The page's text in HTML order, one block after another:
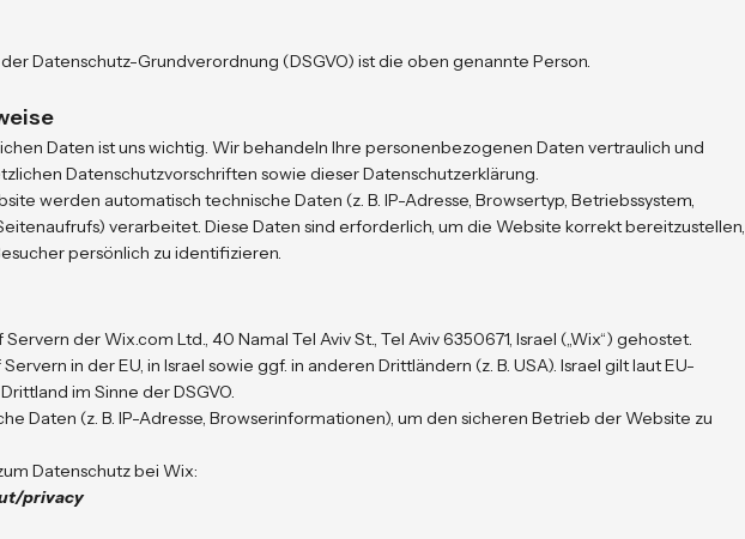
Datenschutz-Grundverordnung (DSGVO) ist die oben genannte Person.
Daten ist uns wichtig. Wir behandeln Ihre personenbezogenen Daten vertraulich und
Datenschutzvorschriften sowie dieser Datenschutzerklärung.
werden automatisch technische Daten (z. B. IP-Adresse, Browsertyp, Betriebssystem,
verarbeitet. Diese Daten sind erforderlich, um die Website korrekt bereitzustellen,
persönlich zu identifizieren.
der Wix.com Ltd., 40 Namal Tel Aviv St., Tel Aviv 6350671, Israel („Wix“) gehostet.
in der EU, in Israel sowie ggf. in anderen Drittländern (z. B. USA). Israel gilt laut EU-
im Sinne der DSGVO.
Daten (z. B. IP-Adresse, Browserinformationen), um den sicheren Betrieb der Website zu
Datenschutz bei Wix:
privacy